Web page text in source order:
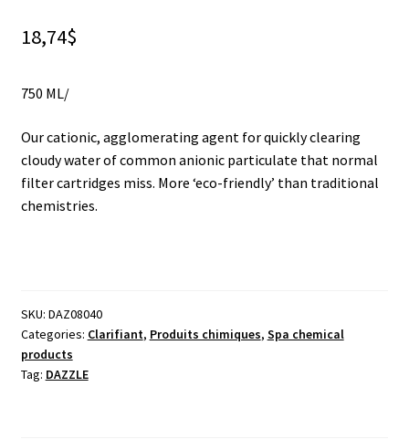
18,74$
750 ML/
Our cationic, agglomerating agent for quickly clearing
cloudy water of common anionic particulate that normal
filter cartridges miss. More ‘eco-friendly’ than traditional
chemistries.
SKU: DAZ08040
Categories: Clarifiant, Produits chimiques, Spa chemical
products
Tag: DAZZLE